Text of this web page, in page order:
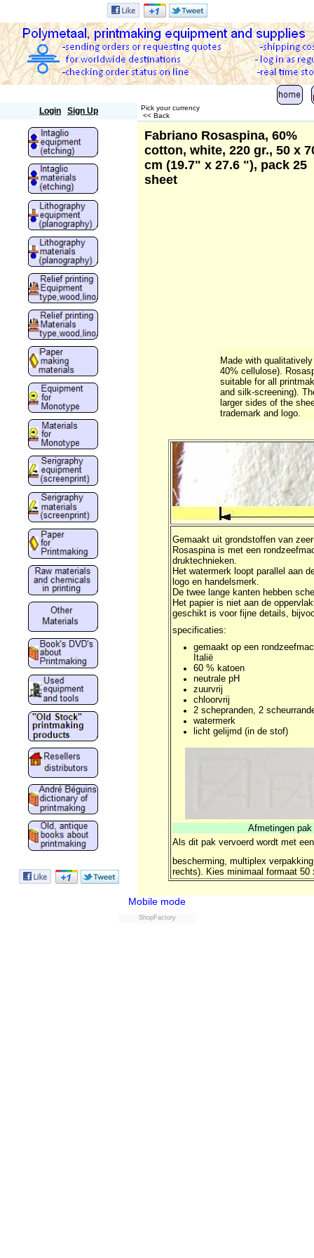
Login Sign Up
Pick your currency
<< Back
Fabriano Rosaspina, 60%
cotton, white, 220 gr., 50 x
cm (19.7" x 27.6 "), pack 25
sheet
Made with
40% cellulose).
suitable for all
and silk-screening).
larger sides of the
trademark and logo.
Gemaakt uit grondstoffen van
Rosaspina is met een
druktechnieken.
Het watermerk loopt parallel aan
logo en handelsmerk.
De twee lange kanten hebben
Het papier is niet aan de
geschikt is voor fijne details,
specificaties:
gemaakt op een
Italië
60 % katoen
neutrale pH
zuurvrij
chloorvrij
2 schepranden, 2
watermerk
licht gelijmd (in de stof)
Afmetingen
Als dit pak vervoerd wordt met
bescherming, multiplex
rechts). Kies minimaal formaat
Mobile mode
ShopFactory